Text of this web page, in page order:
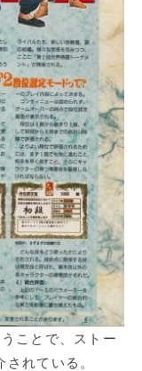
ことで、ストー
れている。